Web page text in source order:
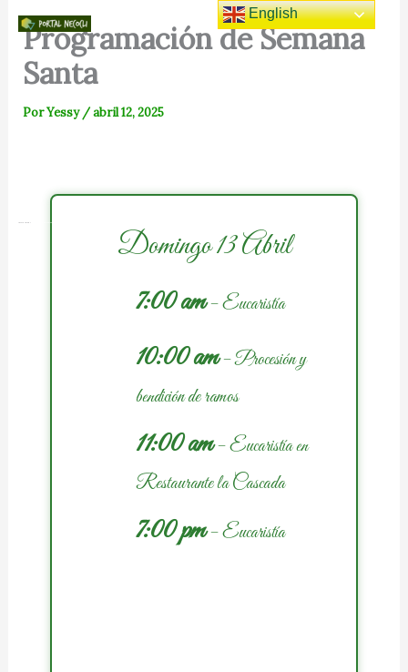
contenido
Portal
Necocli
Encuentra lo mejor de Necocli
Inicio Blog Programación de Semana Santa
Programación de Semana
Santa
PorYessy /abril 12, 2025
Domingo 13 Abril
7:00 am– Eucaristía
10:00 am– Procesión y
bendición de ramos
11:00 am– Eucaristía en
Restaurante la Cascada
7:00 pm– Eucaristía
English